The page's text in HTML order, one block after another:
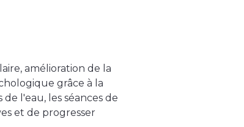
amélioration de la
grâce à la
l'eau, les séances de
et de progresser